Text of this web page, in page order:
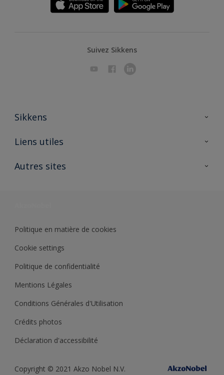
Suivez Sikkens
Sikkens
A propos de Sikkens
Liens utiles
Ouvrir un magasin PASS
Autres sites
Politique en matière de cookies
Cookie settings
Politique de confidentialité
Mentions Légales
Conditions Générales d'Utilisation
Crédits photos
Déclaration d'accessibilité
Copyright © 2021 Akzo Nobel N.V.